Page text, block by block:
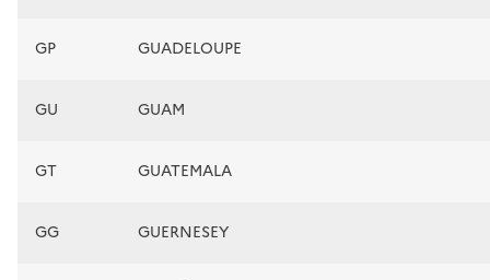
GP GUADELOUPE
GU GUAM
GT GUATEMALA
GG GUERNESEY